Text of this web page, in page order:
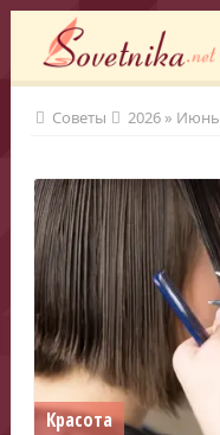
Советы 2026 » Июнь
Красота